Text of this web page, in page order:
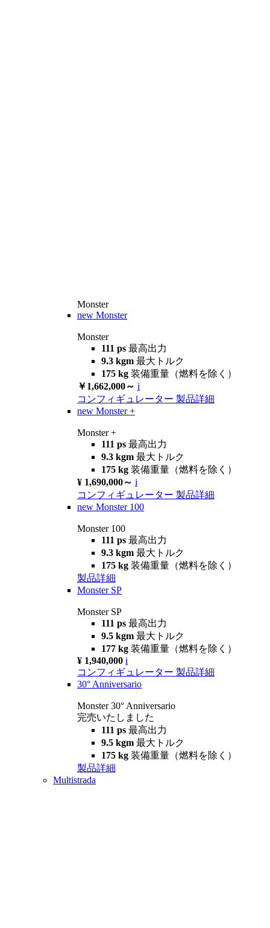
Monster
new Monster
Monster
111 ps 最高出力
9.3 kgm 最大トルク
175 kg 装備重量（燃料を除く）
￥1,662,000～ i
コンフィギュレーター 製品詳細
new Monster +
Monster +
111 ps 最高出力
9.3 kgm 最大トルク
175 kg 装備重量（燃料を除く）
¥ 1,690,000～ i
コンフィギュレーター 製品詳細
new Monster 100
Monster 100
111 ps 最高出力
9.3 kgm 最大トルク
175 kg 装備重量（燃料を除く）
製品詳細
Monster SP
Monster SP
111 ps 最高出力
9.5 kgm 最大トルク
177 kg 装備重量（燃料を除く）
¥ 1,940,000 i
コンフィギュレーター 製品詳細
30° Anniversario
Monster 30° Anniversario
完売いたしました
111 ps 最高出力
9.5 kgm 最大トルク
175 kg 装備重量（燃料を除く）
製品詳細
Multistrada